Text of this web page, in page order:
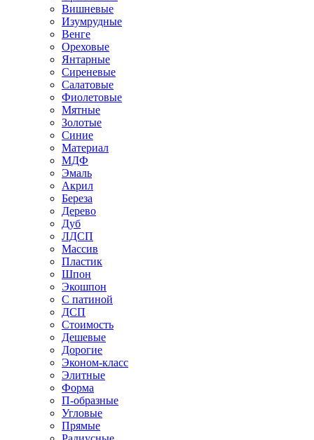
Вишневые
Изумрудные
Венге
Ореховые
Янтарные
Сиреневые
Салатовые
Фиолетовые
Мятные
Золотые
Синие
Материал
МДФ
Эмаль
Акрил
Береза
Дерево
Дуб
ЛДСП
Массив
Пластик
Шпон
Экошпон
С патиной
ДСП
Стоимость
Дешевые
Дорогие
Эконом-класс
Элитные
Форма
П-образные
Угловые
Прямые